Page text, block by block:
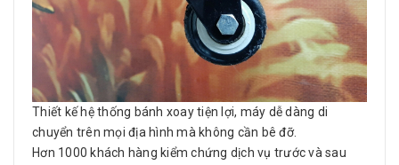
Thiết kế hệ thống bánh xoay tiện lợi, máy dễ dàng di
chuyển trên mọi địa hình mà không cần bê đỡ.
Hơn 1000 khách hàng kiểm chứng dịch vụ trước và sau